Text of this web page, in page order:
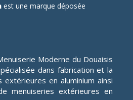
est une marque déposée
Moderne du Douaisis
dans fabrication et la
en aluminium ainsi
menuiseries extérieures en